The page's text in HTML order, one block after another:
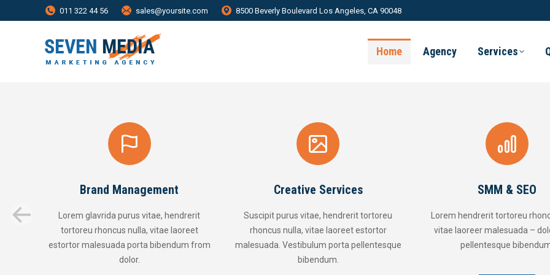
011 322 44 56 sales@yoursite.com 8500 Beverly Boulevard Los Angeles, CA 90048
Home Agency Services
purus vitae, hendrerit
nulla, vitae laoreet
porta bibendum from
Creative Services
Suscipit purus vitae, hendrerit tortoreu
rhoncus nulla, vitae laoreet estortor
malesuada. Vestibulum porta pellentesque
Lorem hendrerit tortoreu rhoncus nulla,
vitae laoreer malesuada – dolor porta
pellentesque bibendum.